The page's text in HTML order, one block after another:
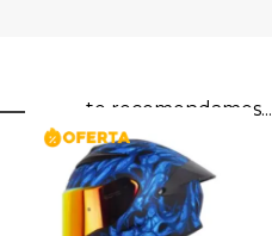
te recomendamos...